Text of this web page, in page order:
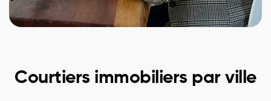
Courtiers immobiliers par ville